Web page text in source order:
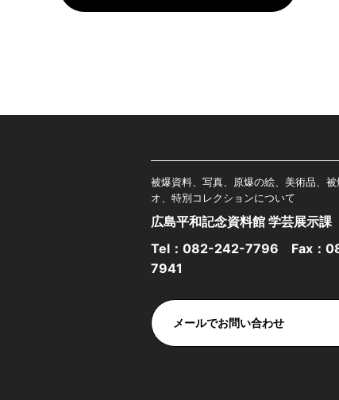
被爆資料、写真、原爆の絵、美術品、
オ、特別コレクションについて
広島平和記念資料館 学芸展示課
Tel： 082-242-7796 Fax：
7941
メールでお問い合わせ